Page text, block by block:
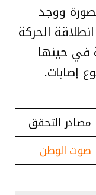
ووجد
الحركة
في حينها
إصابات.
مصادر التحقق
صوت الوطن